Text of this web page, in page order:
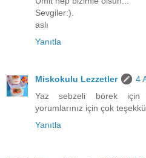
Sevgiler:).
aslı
Yanıtla
Miskokulu Lezzetler
4
Yaz sebzeli börek için
yorumlarınız için çok
Yanıtla